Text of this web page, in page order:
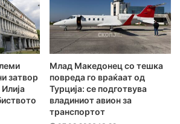
затвор
Млад Македонец со тешка
повреда го враќаат од
Турција: се подготвува
владиниот авион за
транспортот